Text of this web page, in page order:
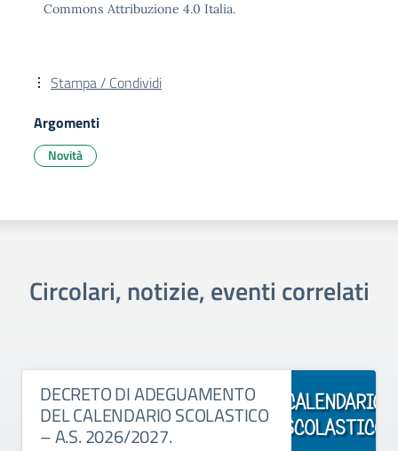
Commons Attribuzione 4.0 Italia.
Stampa / Condividi
Argomenti
Novità
Circolari, notizie, eventi correlati
DECRETO DI ADEGUAMENTO
DEL CALENDARIO SCOLASTICO
– A.S. 2026/2027.